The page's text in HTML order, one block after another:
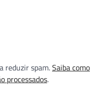
reduzir spam.Saiba como
processados.